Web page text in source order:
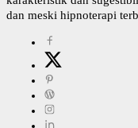
dan meski hipnoterapi